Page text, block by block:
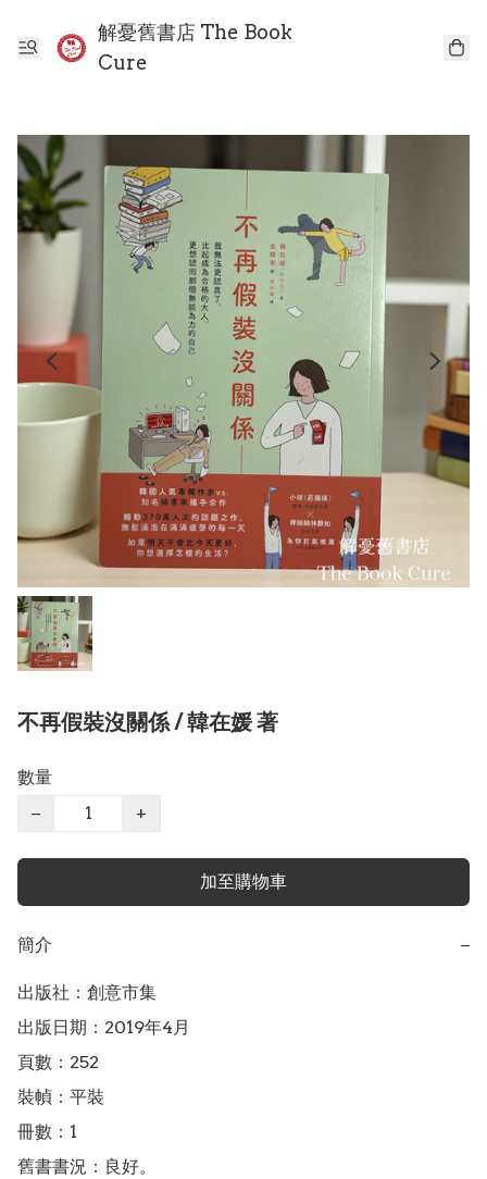
解憂舊書店 The Book
Cure
不再假裝沒關係 / 韓在媛 著
數量
−
+
加至購物車
簡介 −
出版社：創意市集
出版日期：2019年4月
頁數：252
裝幀：平裝
冊數：1
舊書書況：良好。